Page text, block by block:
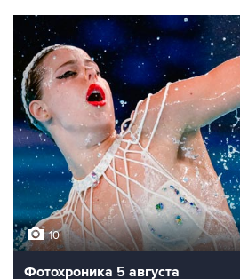
10
Фотохроника 5 августа